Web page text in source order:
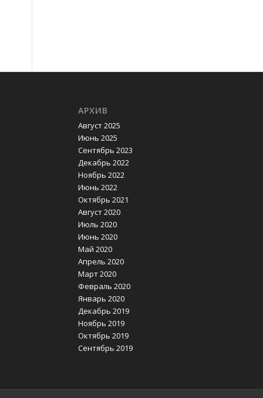
АРХИВ
Август 2025
Июнь 2025
Сентябрь 2023
Декабрь 2022
Ноябрь 2022
Июнь 2022
Октябрь 2021
Август 2020
Июль 2020
Июнь 2020
Май 2020
Апрель 2020
Март 2020
Февраль 2020
Январь 2020
Декабрь 2019
Ноябрь 2019
Октябрь 2019
Сентябрь 2019